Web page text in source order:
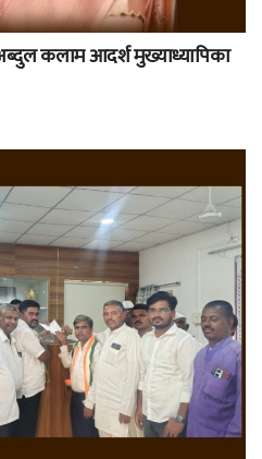
कलाम आदर्श मुख्याध्यापिका